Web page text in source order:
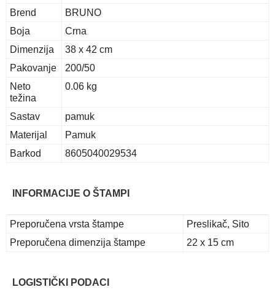
Brend
BRUNO
Boja
Crna
Dimenzija
38 x 42 cm
Pakovanje
200/50
Neto
težina
0.06 kg
Sastav
pamuk
Materijal
Pamuk
Barkod
8605040029534
INFORMACIJE O ŠTAMPI
Preporučena vrsta štampe
Preslikač, Sito
Preporučena dimenzija štampe
22 x 15 cm
LOGISTIČKI PODACI